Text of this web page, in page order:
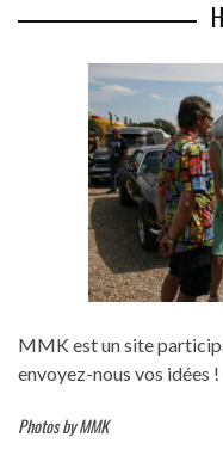
MMK est un site
envoyez-nous vos idées !
Photos by MMK